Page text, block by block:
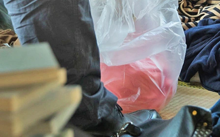
2026/08/03
コーヒーメーカー処分｜正しい捨て方を徹底